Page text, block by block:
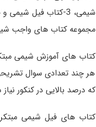
مجموعه کتاب های واجب
کتاب های آموزش شیمی
هر چند تعدادی سوال
که درصد بالایی در کنکور
کتاب های فیل شیمی